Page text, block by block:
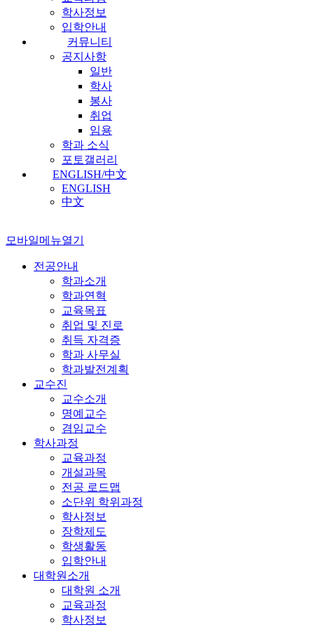
학사정보
입학안내
커뮤니티
공지사항
일반
학사
봉사
취업
임용
학과 소식
포토갤러리
ENGLISH/中文
ENGLISH
中文
모바일메뉴열기
전공안내
학과소개
학과연혁
교육목표
취업 및 진로
취득 자격증
학과 사무실
학과발전계획
교수진
교수소개
명예교수
겸임교수
학사과정
교육과정
개설과목
전공 로드맵
소단위 학위과정
학사정보
장학제도
학생활동
입학안내
대학원소개
대학원 소개
교육과정
학사정보